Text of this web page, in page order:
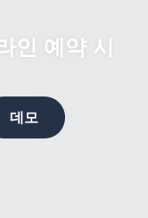
인 예약 시
데모